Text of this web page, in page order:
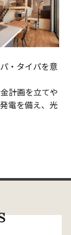
・タイパを意
計画を立てや
電を備え、光